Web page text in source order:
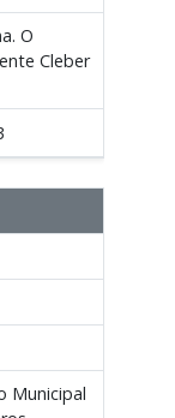
O
Cleber
Municipal